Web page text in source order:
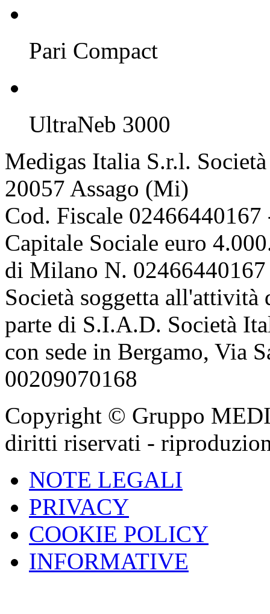
Pari Compact
UltraNeb 3000
Medigas Italia S.r.l.
20057 Assago (Mi)
Cod. Fiscale
Capitale Sociale euro
di Milano N.
Società soggetta
parte di S.I.A.D. Società
con sede in Bergamo, Via
00209070168
Copyright © Gruppo
diritti riservati -
NOTE LEGALI
PRIVACY
COOKIE POLICY
INFORMATIVE